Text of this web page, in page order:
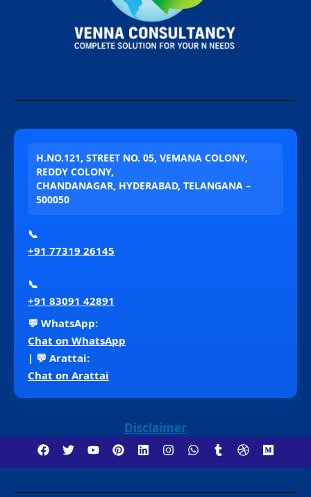
H.NO.121, STREET NO. 05, VEMANA COLONY,
REDDY COLONY,
CHANDANAGAR, HYDERABAD, TELANGANA –
500050
📞
+91 77319 26145
📞
+91 83091 42891
💬 WhatsApp:
Chat on WhatsApp
| 💬 Arattai:
Chat on Arattai
Disclaimer